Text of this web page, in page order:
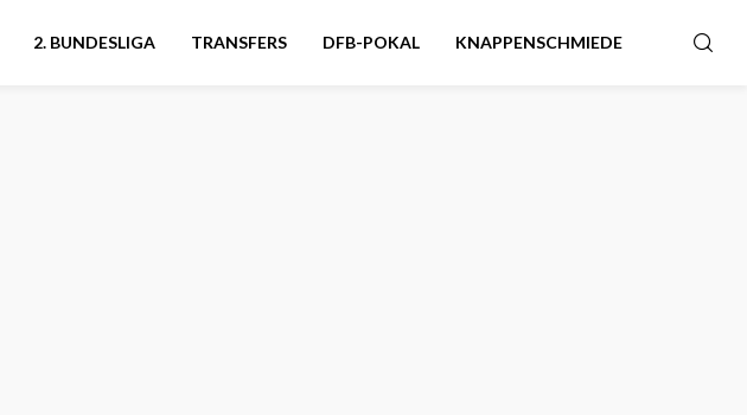
2. BUNDESLIGA TRANSFERS DFB-POKAL KNAPPENSCHMIEDE